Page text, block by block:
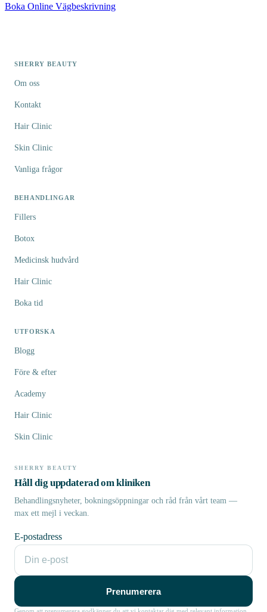
Boka Online Vägbeskrivning
SHERRY BEAUTY
Håll dig uppdaterad om kliniken
Behandlingsnyheter, bokningsöppningar och råd från vårt team —
max ett mejl i veckan.
E-postadress
Prenumerera
SHERRY BEAUTY
Om oss
Kontakt
Hair Clinic
Skin Clinic
Vanliga frågor
BEHANDLINGAR
Fillers
Botox
Medicinsk hudvård
Hair Clinic
Boka tid
UTFORSKA
Blogg
Före & efter
Academy
Hair Clinic
Skin Clinic